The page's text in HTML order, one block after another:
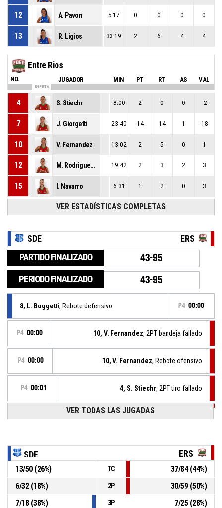
12 A. Pavon 5:17 0 0 0 0
13 R. Ligios 33:19 2 6 4 4
Entre Rios
NO. JUGADOR MIN PT RT AS VAL
EN PISTA
4 S. Stiechr 8:00 2 0 0 -2
7 J. Giorgetti 23:40 14 14 1 18
10 V. Fernandez 13:02 2 5 0 1
12 M. Rodriguez Bire 19:42 2 3 2 3
15 I. Navarro 6:31 1 2 0 3
VER ESTADÍSTICAS COMPLETAS
SDE ERS
PARTIDO FINALIZADO 43-95
PERIODO FINALIZADO 43-95
8, L. Boggetti, Rebote defensivo P4 00:00
P4 00:00 10, V. Fernandez, 2PT bandeja fallado
P4 00:00 10, V. Fernandez, Rebote ofensivo
P4 00:01 4, S. Stiechr, 2PT tiro fallado
4, S. Stiechr
10, E. Rojas, Pérdida en el manejo del balón
P4 00:25
43-95
15, I. Navarro
, Tiro libre 2/2 convertido
- gana por 52
P4 00:25 15, I. Navarro , Tiro libre 1/2 fallado
VER TODAS LAS JUGADAS
SDE ERS
13/50(26%) TC 37/84(44%)
6/32(18%) 2P 30/59(50%)
7/18(38%) 3P 7/25(28%)